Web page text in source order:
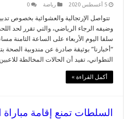
5 أغسطس 2020 رياضة 0
تتواصل الإرتجالية والعشوائية بخصوص
وضيفه الرجاء الرياضي، والتي تقرر لحد
سلفا اليوم الأربعاء على الساعة الثامنة
“أخبارنا” بوثيقة صادرة عن مندوبية
التطواني، تفيد أن الحالات المخالطة
أكمل القراءة »
السلطات تمنع إقامة